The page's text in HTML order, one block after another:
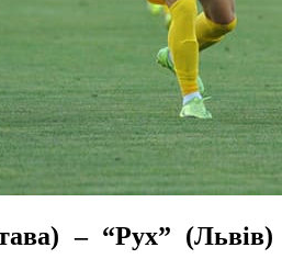
– “Рух” (Львів)